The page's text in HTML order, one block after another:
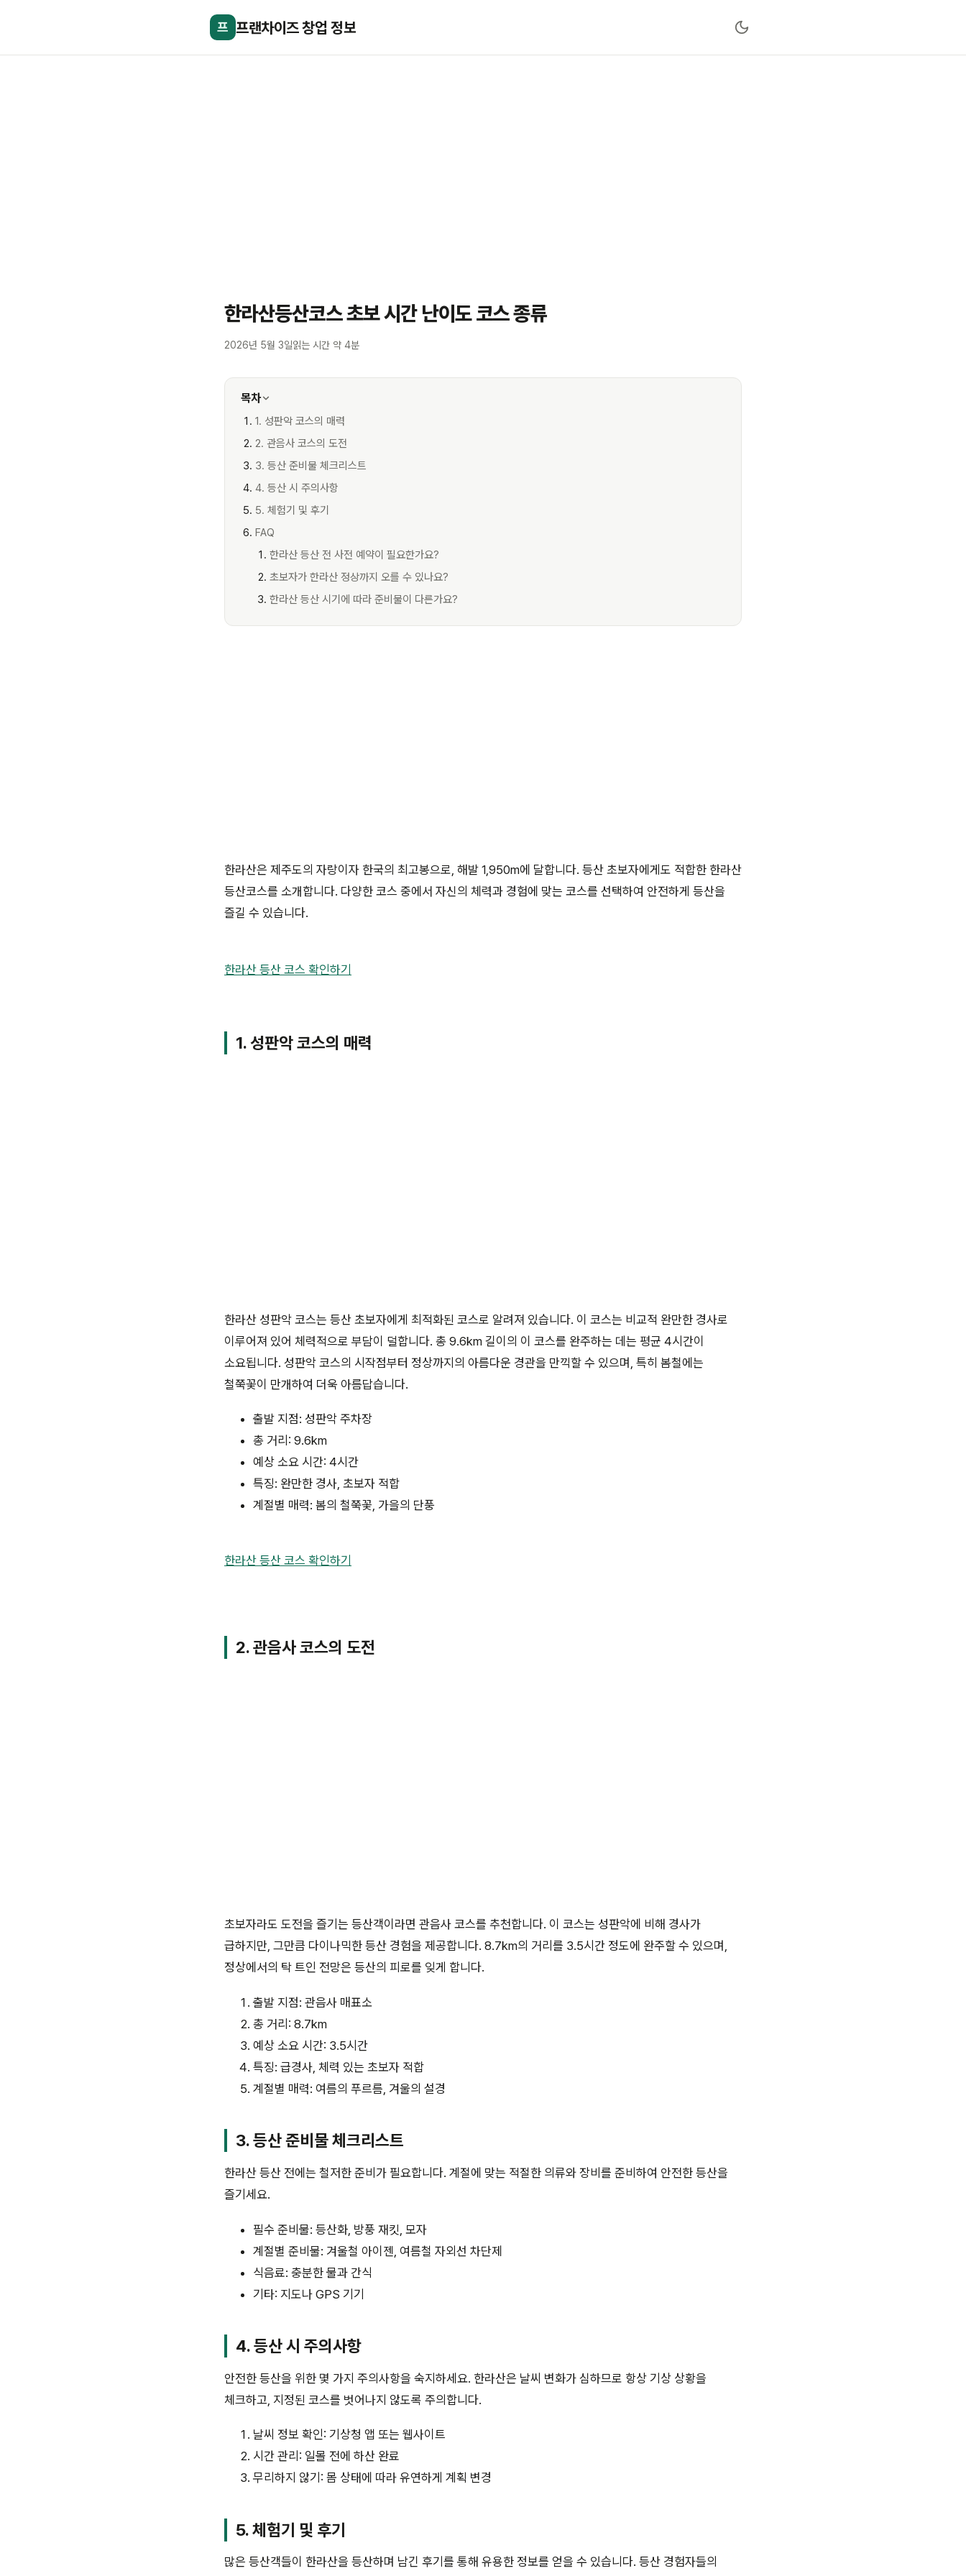
프 프랜차이즈 창업 정보
한라산등산코스 초보 시간 난이도 코스 종류
2026년 5월 3일읽는 시간 약 4분
목차
1. 성판악 코스의 매력
2. 관음사 코스의 도전
3. 등산 준비물 체크리스트
4. 등산 시 주의사항
5. 체험기 및 후기
FAQ
한라산 등산 전 사전 예약이 필요한가요?
초보자가 한라산 정상까지 오를 수 있나요?
한라산 등산 시기에 따라 준비물이 다른가요?
한라산은 제주도의 자랑이자 한국의 최고봉으로, 해발 1,950m에 달합니다. 등산 초보자에게도 적합한 한라산
등산코스를 소개합니다. 다양한 코스 중에서 자신의 체력과 경험에 맞는 코스를 선택하여 안전하게 등산을
즐길 수 있습니다.
한라산 등산 코스 확인하기
1. 성판악 코스의 매력
한라산 성판악 코스는 등산 초보자에게 최적화된 코스로 알려져 있습니다. 이 코스는 비교적 완만한 경사로
이루어져 있어 체력적으로 부담이 덜합니다. 총 9.6km 길이의 이 코스를 완주하는 데는 평균 4시간이
소요됩니다. 성판악 코스의 시작점부터 정상까지의 아름다운 경관을 만끽할 수 있으며, 특히 봄철에는
철쭉꽃이 만개하여 더욱 아름답습니다.
출발 지점: 성판악 주차장
총 거리: 9.6km
예상 소요 시간: 4시간
특징: 완만한 경사, 초보자 적합
계절별 매력: 봄의 철쭉꽃, 가을의 단풍
한라산 등산 코스 확인하기
2. 관음사 코스의 도전
초보자라도 도전을 즐기는 등산객이라면 관음사 코스를 추천합니다. 이 코스는 성판악에 비해 경사가
급하지만, 그만큼 다이나믹한 등산 경험을 제공합니다. 8.7km의 거리를 3.5시간 정도에 완주할 수 있으며,
정상에서의 탁 트인 전망은 등산의 피로를 잊게 합니다.
출발 지점: 관음사 매표소
총 거리: 8.7km
예상 소요 시간: 3.5시간
특징: 급경사, 체력 있는 초보자 적합
계절별 매력: 여름의 푸르름, 겨울의 설경
3. 등산 준비물 체크리스트
한라산 등산 전에는 철저한 준비가 필요합니다. 계절에 맞는 적절한 의류와 장비를 준비하여 안전한 등산을
즐기세요.
필수 준비물: 등산화, 방풍 재킷, 모자
계절별 준비물: 겨울철 아이젠, 여름철 자외선 차단제
식음료: 충분한 물과 간식
기타: 지도나 GPS 기기
4. 등산 시 주의사항
안전한 등산을 위한 몇 가지 주의사항을 숙지하세요. 한라산은 날씨 변화가 심하므로 항상 기상 상황을
체크하고, 지정된 코스를 벗어나지 않도록 주의합니다.
날씨 정보 확인: 기상청 앱 또는 웹사이트
시간 관리: 일몰 전에 하산 완료
무리하지 않기: 몸 상태에 따라 유연하게 계획 변경
5. 체험기 및 후기
많은 등산객들이 한라산을 등산하며 남긴 후기를 통해 유용한 정보를 얻을 수 있습니다. 등산 경험자들의